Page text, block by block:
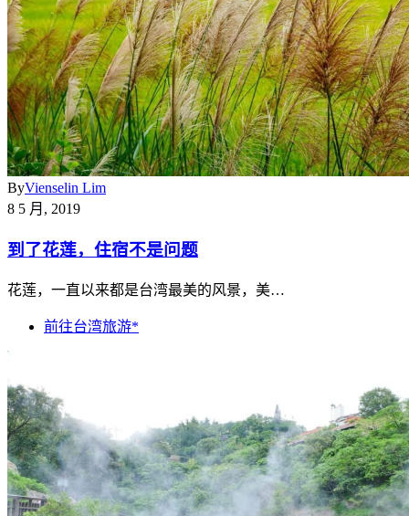
ByVienselin Lim
8 5 月, 2019
到了花莲，住宿不是问题
花莲，一直以来都是台湾最美的风景，美…
前往台湾旅游*